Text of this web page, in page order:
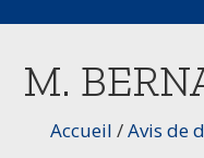
M.
Accueil /Avis de